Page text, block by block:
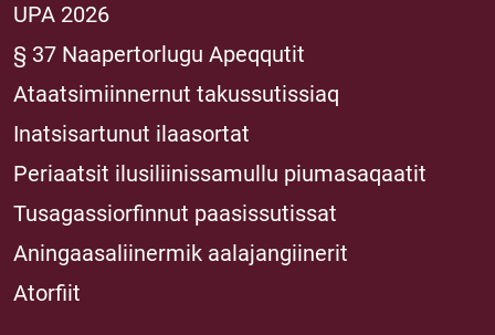
UPA 2026
§ 37 Naapertorlugu Apeqqutit
Ataatsimiinnernut takussutissiaq
Inatsisartunut ilaasortat
Periaatsit ilusiliinissamullu piumasaqaatit
Tusagassiorfinnut paasissutissat
Aningaasaliinermik aalajangiinerit
Atorfiit